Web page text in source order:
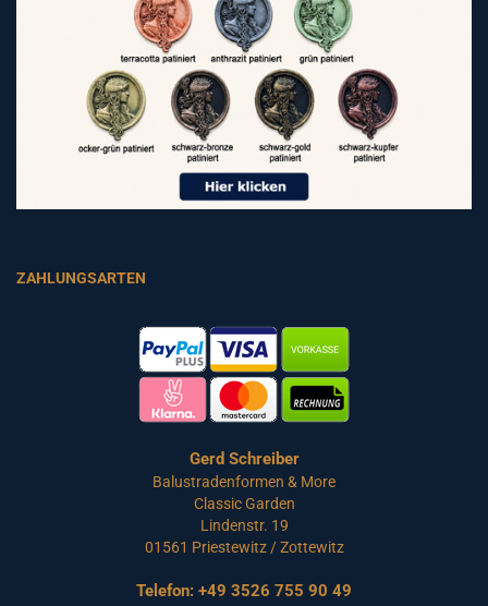
ZAHLUNGSARTEN
Gerd Schreiber
Balustradenformen & More
Classic Garden
Lindenstr. 19
01561 Priestewitz / Zottewitz
Telefon: +49 3526 755 90 49